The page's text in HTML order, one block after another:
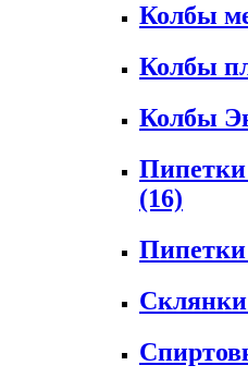
Колбы
Колбы
Колбы
Пипетки
(16)
Склянки